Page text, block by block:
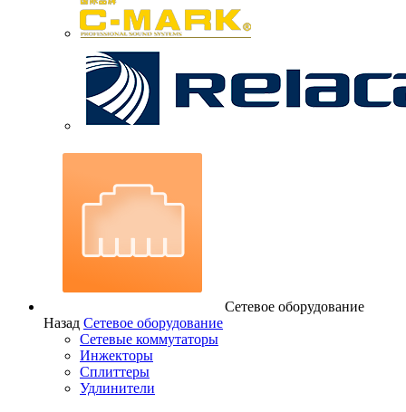
Сетевое оборудование
Назад Сетевое оборудование
Сетевые коммутаторы
Инжекторы
Сплиттеры
Удлинители